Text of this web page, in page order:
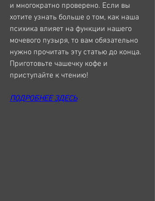
и многократно проверено. Если вы
хотите узнать больше о том, как наша
психика влияет на функции нашего
мочевого пузыря, то вам обязательно
нужно прочитать эту статью до конца.
Приготовьте чашечку кофе и
приступайте к чтению!
ПОДРОБНЕЕ ЗДЕСЬ